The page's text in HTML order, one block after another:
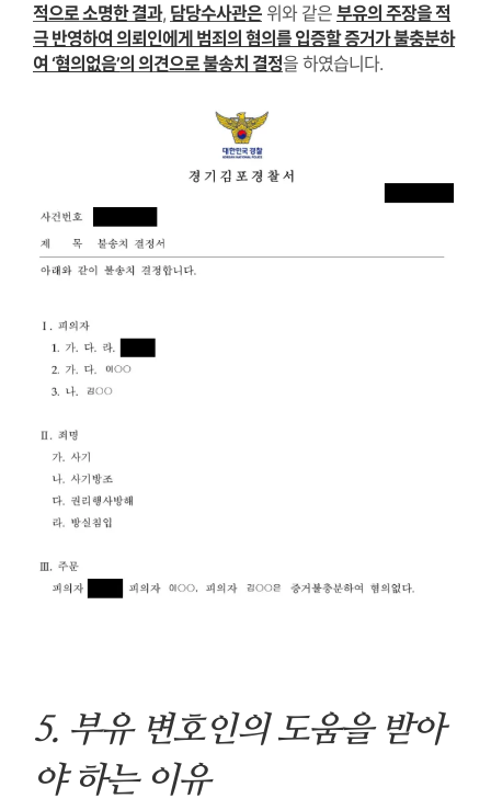
적으로 소명한 결과, 담당수사관은 위와 같은 부유의 주장을 적
극 반영하여 의뢰인에게 범죄의 혐의를 입증할 증거가 불충분하
여 ‘혐의없음’의 의견으로 불송치 결정을 하였습니다.
5. 부유 변호인의 도움을 받아
야 하는 이유